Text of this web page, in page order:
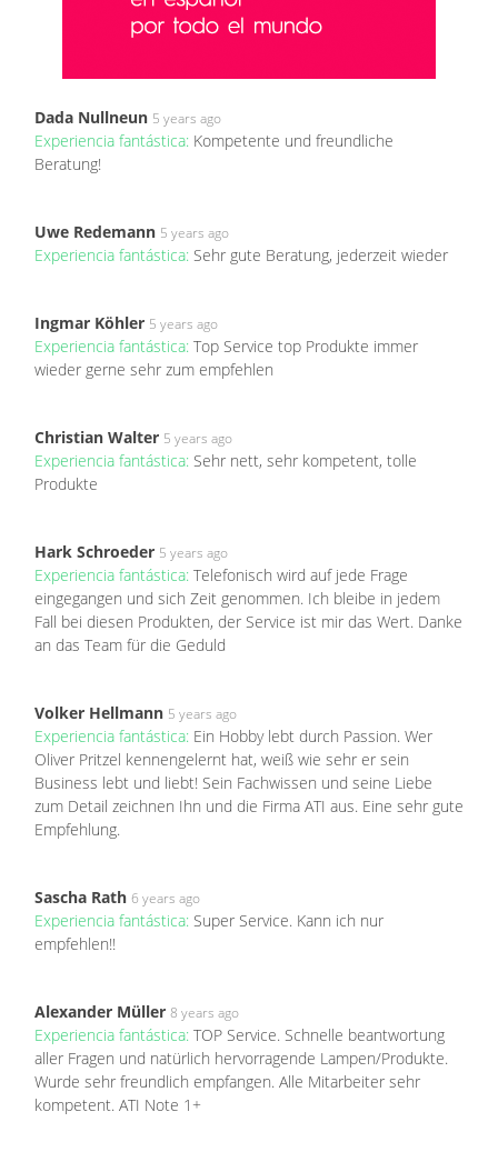
Dada Nullneun 5 years ago
Experiencia fantástica: Kompetente und freundliche
Beratung!
Uwe Redemann 5 years ago
Experiencia fantástica: Sehr gute Beratung, jederzeit wieder
Ingmar Köhler 5 years ago
Experiencia fantástica: Top Service top Produkte immer
wieder gerne sehr zum empfehlen
Christian Walter 5 years ago
Experiencia fantástica: Sehr nett, sehr kompetent, tolle
Produkte
Hark Schroeder 5 years ago
Experiencia fantástica: Telefonisch wird auf jede Frage
eingegangen und sich Zeit genommen. Ich bleibe in jedem
Fall bei diesen Produkten, der Service ist mir das Wert. Danke
an das Team für die Geduld
Volker Hellmann 5 years ago
Experiencia fantástica: Ein Hobby lebt durch Passion. Wer
Oliver Pritzel kennengelernt hat, weiß wie sehr er sein
Business lebt und liebt! Sein Fachwissen und seine Liebe
zum Detail zeichnen Ihn und die Firma ATI aus. Eine sehr gute
Empfehlung.
Sascha Rath 6 years ago
Experiencia fantástica: Super Service. Kann ich nur
empfehlen!!
Alexander Müller 8 years ago
Experiencia fantástica: TOP Service. Schnelle beantwortung
aller Fragen und natürlich hervorragende Lampen/Produkte.
Wurde sehr freundlich empfangen. Alle Mitarbeiter sehr
kompetent. ATI Note 1+